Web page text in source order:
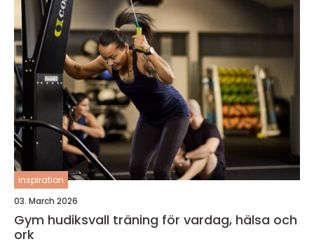
inspiration
03. March 2026
Gym hudiksvall träning för vardag, hälsa och
ork